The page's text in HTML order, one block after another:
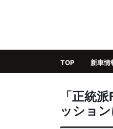
TOP 新車情
「正統
ッショ